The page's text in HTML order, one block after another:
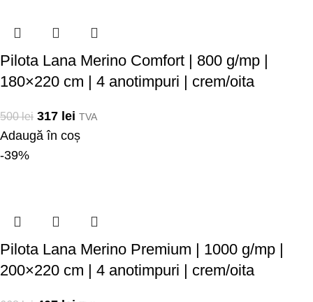
Pilota Lana Merino Comfort | 800 g/mp |
180×220 cm | 4 anotimpuri | crem/oita
500lei 317 lei TVA
Adaugă în coș
-39%
Pilota Lana Merino Premium | 1000 g/mp |
200×220 cm | 4 anotimpuri | crem/oita